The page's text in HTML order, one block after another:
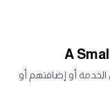
A
أو إضافتهم أو